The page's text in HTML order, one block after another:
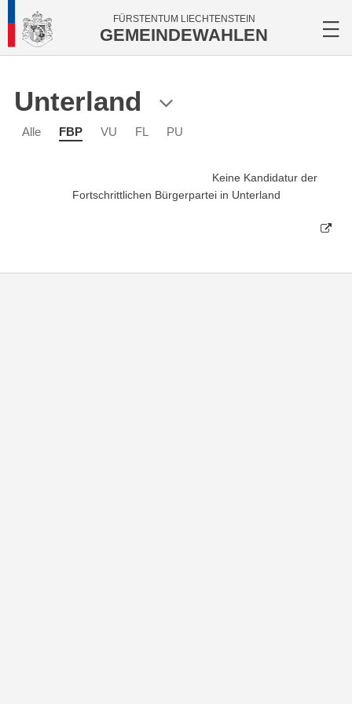
FÜRSTENTUM LIECHTENSTEIN
GEMEINDEWAHLEN
Unterland
Alle FBP VU FL PU
Keine Kandidatur der
Fortschrittlichen Bürgerpartei in Unterland